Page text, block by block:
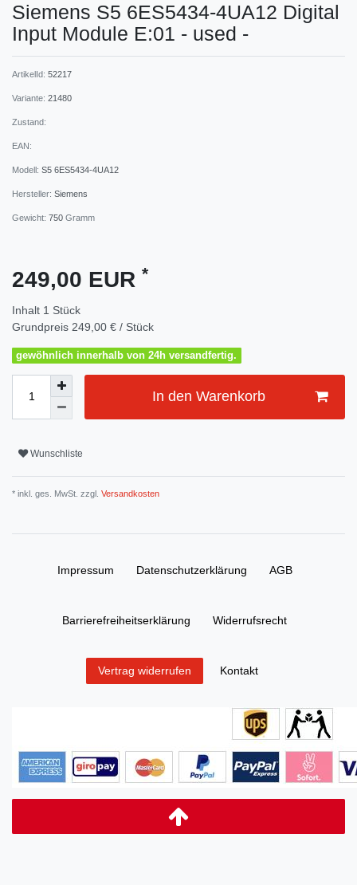
Siemens S5 6ES5434-4UA12 Digital
Input Module E:01 - used -
ArtikelId: 52217
Variante: 21480
Zustand:
EAN:
Modell: S5 6ES5434-4UA12
Hersteller: Siemens
Gewicht: 750 Gramm
249,00 EUR *
Inhalt 1 Stück
Grundpreis 249,00 € / Stück
gewöhnlich innerhalb von 24h versandfertig.
In den Warenkorb
Wunschliste
* inkl. ges. MwSt. zzgl. Versandkosten
Impressum Daten­schutz­erklärung AGB
Barrierefreiheitserklärung Widerrufs­recht
Vertrag widerrufen Kontakt